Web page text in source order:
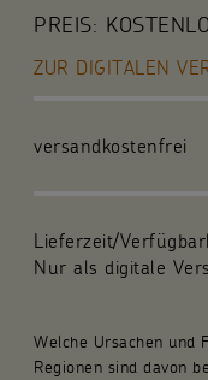
Fachpublikationen
Spenden und Stiften
Welche Ursachen und
Regionen sind davon
PREIS:
ZUR DIGITALEN
versandkostenfrei
Lieferzeit/
Nur als digitale